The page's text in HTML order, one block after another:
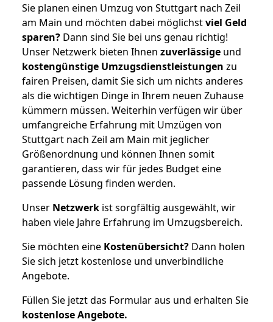
Sie planen einen Umzug von Stuttgart nach Zeil
am Main und möchten dabei möglichstviel Geld
sparen? Dann sind Sie bei uns genau richtig!
Unser Netzwerk bieten Ihnen zuverlässige und
kostengünstige Umzugsdienstleistungen zu
fairen Preisen, damit Sie sich um nichts anderes
als die wichtigen Dinge in Ihrem neuen Zuhause
kümmern müssen. Weiterhin verfügen wir über
umfangreiche Erfahrung mit Umzügen von
Stuttgart nach Zeil am Main mit jeglicher
Größenordnung und können Ihnen somit
garantieren, dass wir für jedes Budget eine
passende Lösung finden werden.
Unser Netzwerk ist sorgfältig ausgewählt, wir
haben viele Jahre Erfahrung im Umzugsbereich.
Sie möchten eine Kostenübersicht? Dann holen
Sie sich jetzt kostenlose und unverbindliche
Angebote.
Füllen Sie jetzt das Formular aus und erhalten Sie
kostenloseAngebote.